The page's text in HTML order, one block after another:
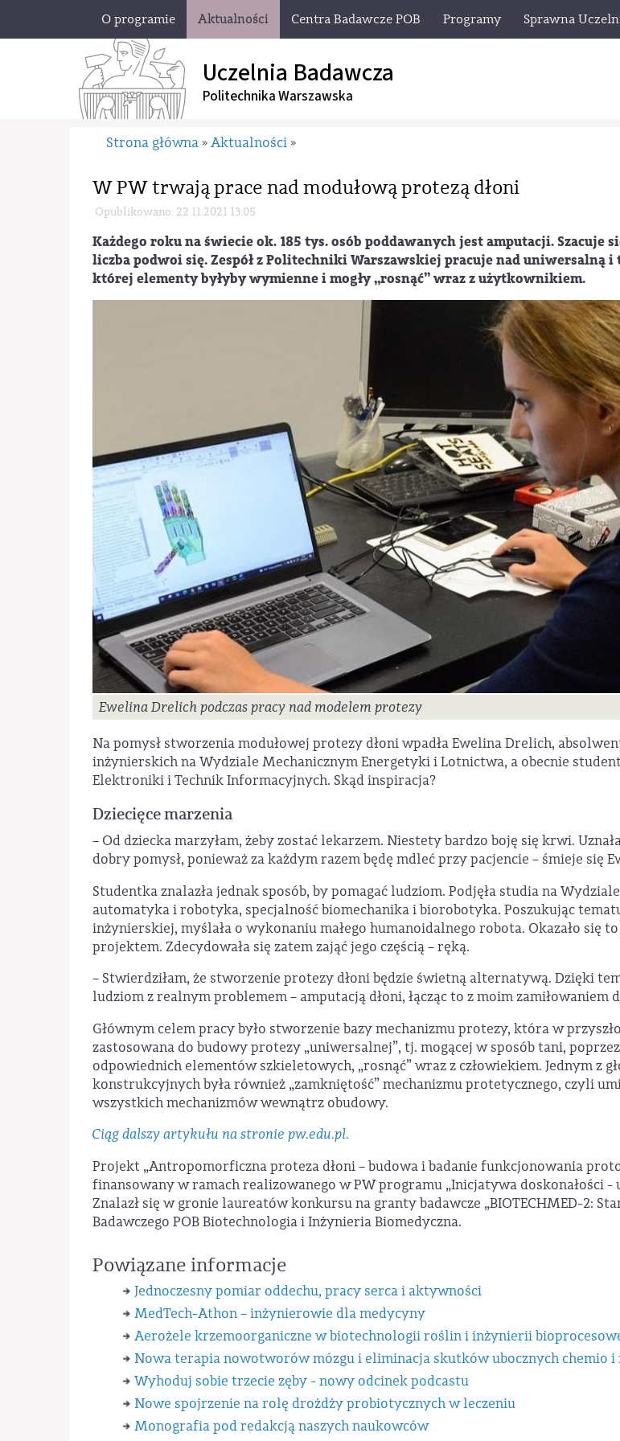
O programie Aktualności Centra Badawcze POB Programy Sprawna
Uczelnia Badawcza
Politechnika Warszawska
Strona główna » Aktualności »
W PW trwają prace nad modułową protezą dłoni
Opublikowano: 22.11.2021 13:05
Każdego roku na świecie ok. 185 tys. osób poddawanych jest amputacji. Szacuje
liczba podwoi się. Zespół z Politechniki Warszawskiej pracuje nad uniwersalną i
której elementy byłyby wymienne i mogły „rosnąć” wraz z użytkownikiem.
Ewelina Drelich podczas pracy nad modelem protezy
Na pomysł stworzenia modułowej protezy dłoni wpadła Ewelina Drelich,
inżynierskich na Wydziale Mechanicznym Energetyki i Lotnictwa, a obecnie
Elektroniki i Technik Informacyjnych. Skąd inspiracja?
Dziecięce marzenia
– Od dziecka marzyłam, żeby zostać lekarzem. Niestety bardzo boję się krwi.
dobry pomysł, ponieważ za każdym razem będę mdleć przy pacjencie – śmieje się
Studentka znalazła jednak sposób, by pomagać ludziom. Podjęła studia na
automatyka i robotyka, specjalność biomechanika i biorobotyka. Poszukując
inżynierskiej, myślała o wykonaniu małego humanoidalnego robota. Okazało się
projektem. Zdecydowała się zatem zająć jego częścią – ręką.
– Stwierdziłam, że stworzenie protezy dłoni będzie świetną alternatywą. Dzięki
ludziom z realnym problemem – amputacją dłoni, łącząc to z moim zamiłowaniem
Głównym celem pracy było stworzenie bazy mechanizmu protezy, która w
zastosowana do budowy protezy „uniwersalnej”, tj. mogącej w sposób tani,
odpowiednich elementów szkieletowych, „rosnąć” wraz z człowiekiem. Jednym z
konstrukcyjnych była również „zamkniętość” mechanizmu protetycznego, czyli
wszystkich mechanizmów wewnątrz obudowy.
Ciąg dalszy artykułu na stronie pw.edu.pl.
Projekt „Antropomorficzna proteza dłoni – budowa i badanie funkcjonowania
finansowany w ramach realizowanego w PW programu „Inicjatywa doskonałości -
Znalazł się w gronie laureatów konkursu na granty badawcze „BIOTECHMED-2:
Badawczego POB Biotechnologia i Inżynieria Biomedyczna.
Powiązane informacje
Jednoczesny pomiar oddechu, pracy serca i aktywności
MedTech-Athon – inżynierowie dla medycyny
Aerożele krzemoorganiczne w biotechnologii roślin i inżynierii
Nowa terapia nowotworów mózgu i eliminacja skutków ubocznych chemio
Wyhoduj sobie trzecie zęby - nowy odcinek podcastu
Nowe spojrzenie na rolę drożdży probiotycznych w leczeniu
Monografia pod redakcją naszych naukowców